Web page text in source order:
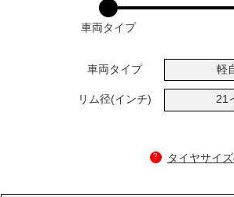
車両タイプ
車両タイプ 軽
リム径(インチ) 21
? タイヤサイ